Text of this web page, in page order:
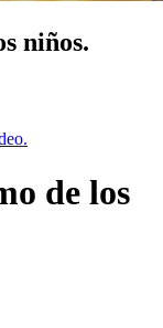
niños.
de los